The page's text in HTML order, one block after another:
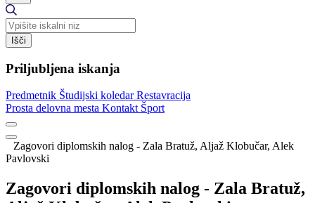
Išči
Priljubljena iskanja
Predmetnik Študijski koledarRestavracija
Prosta delovna mesta Kontakt Šport
Zagovori diplomskih nalog - Zala Bratuž, Aljaž Klobučar, Alek
Pavlovski
Zagovori diplomskih nalog - Zala Bratuž,